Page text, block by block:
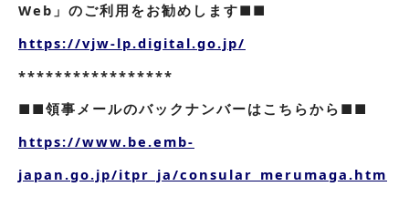
Web」のご利用をお勧めします■■
https://vjw-lp.digital.go.jp/
*****************
■■領事メールのバックナンバーはこちらから■■
https://www.be.emb-
japan.go.jp/itpr_ja/consular_merumaga.htm